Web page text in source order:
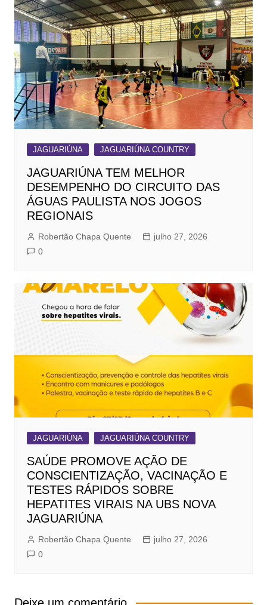
JAGUARIÚNA JAGUARIÚNA COUNTRY
JAGUARIÚNA TEM MELHOR
DESEMPENHO DO CIRCUITO DAS
ÁGUAS PAULISTA NOS JOGOS
REGIONAIS
Robertão Chapa Quente
julho 27, 2026
0
JAGUARIÚNA JAGUARIÚNA COUNTRY
SAÚDE PROMOVE AÇÃO DE
CONSCIENTIZAÇÃO, VACINAÇÃO E
TESTES RÁPIDOS SOBRE
HEPATITES VIRAIS NA UBS NOVA
JAGUARIÚNA
Robertão Chapa Quente
julho 27, 2026
0